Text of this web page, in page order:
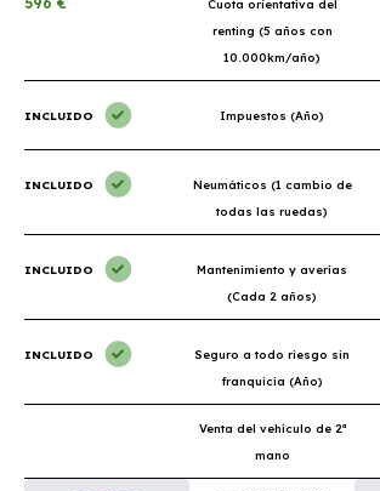
Cuota orientativa del
renting (5 años con
10.000km/año)
INCLUIDO Impuestos (Año)
INCLUIDO
Neumáticos (1 cambio de
todas las ruedas)
INCLUIDO
Mantenimiento y averías
(Cada 2 años)
INCLUIDO
Seguro a todo riesgo sin
franquicia (Año)
Venta del vehículo de 2ª
mano